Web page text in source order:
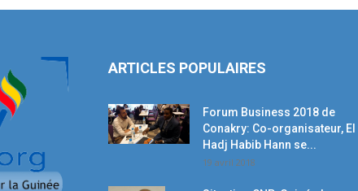
ARTICLES POPULAIRES
Forum Business 2018 de
Conakry: Co-organisateur, El
Hadj Habib Hann se...
19 avril 2018